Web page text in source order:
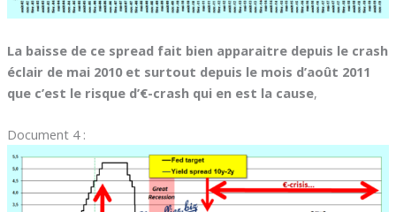
La baisse de ce spread fait bien apparaitre depuis le crash
éclair de mai 2010 et surtout depuis le mois d’août 2011
que c’est le risque d’€-crash qui en est la cause,
Document 4 :